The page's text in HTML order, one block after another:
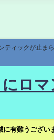
ティックが止ま
ロマ
有難うござい